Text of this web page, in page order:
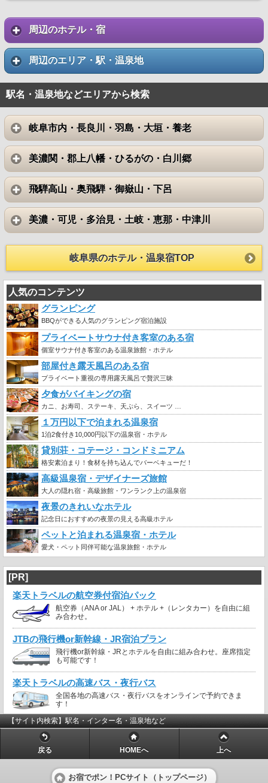
周辺のホテル・宿
周辺のエリア・駅・温泉地
駅名・温泉地などエリアから検索
岐阜市内・長良川・羽島・大垣・養老
美濃関・郡上八幡・ひるがの・白川郷
飛騨高山・奥飛騨・御嶽山・下呂
美濃・可児・多治見・土岐・恵那・中津川
岐阜県のホテル・温泉宿TOP
人気のコンテンツ
グランピング
BBQができる人気のグランピング宿泊施設
プライベートサウナ付き客室のある宿
個室サウナ付き客室のある温泉旅館・ホテル
部屋付き露天風呂のある宿
プライベート重視の専用露天風呂で贅沢三昧
夕食がバイキングの宿
カニ、お寿司、ステーキ、天ぷら、スイーツ …
１万円以下で泊まれる温泉宿
1泊2食付き10,000円以下の温泉宿・ホテル
貸別荘・コテージ・コンドミニアム
格安素泊まり！食材を持ち込んでバーベキューだ！
高級温泉宿・デザイナーズ旅館
大人の隠れ宿・高級旅館・ワンランク上の温泉宿
夜景のきれいなホテル
記念日におすすめの夜景の見える高級ホテル
ペットと泊まれる温泉宿・ホテル
愛犬・ペット同伴可能な温泉旅館・ホテル
[PR]
楽天トラベルの航空券付宿泊パック
航空券（ANA or JAL） + ホテル +（レンタカー）を自由に組
み合わせ。
JTBの飛行機or新幹線・JR宿泊プラン
飛行機or新幹線・JRとホテルを自由に組み合わせ。座席指定
も可能です！
楽天トラベルの高速バス・夜行バス
全国各地の高速バス・夜行バスをオンラインで予約できま
す！
【サイト内検索】駅名・インター名・温泉地など
戻る HOMEへ 上へ
お宿でポン！PCサイト（トップページ）